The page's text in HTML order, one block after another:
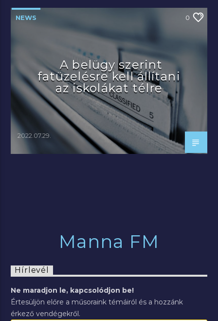
NEWS 0
A belügy szerint
fatüzelésre kell állítani
az iskolákat télre
2022.07.29.
Manna FM
Hírlevél
Ne maradjon le, kapcsolódjon be!
Értesüljön előre a műsoraink témáiról és a hozzánk
érkező vendégekről.